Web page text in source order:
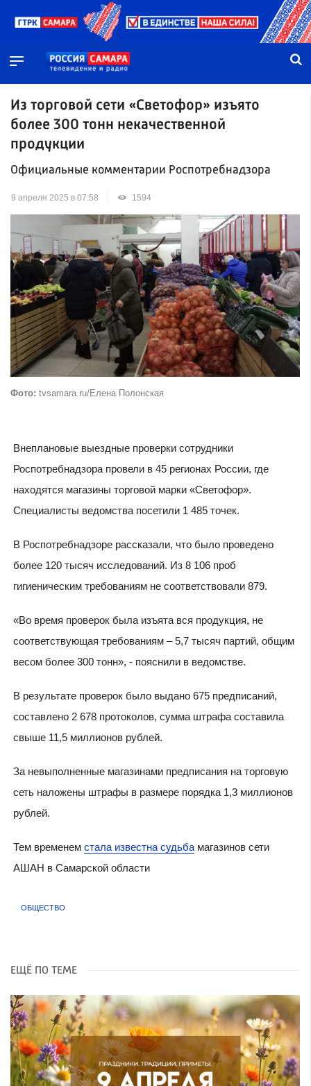
Из торговой сети «Светофор» изъято
более 300 тонн некачественной
продукции
Официальные комментарии Роспотребнадзора
9 апреля 2025 в 07:58 1594
Фото: tvsamara.ru/Елена Полонская
Внеплановые выездные проверки сотрудники
Роспотребнадзора провели в 45 регионах России, где
находятся магазины торговой марки «Светофор».
Специалисты ведомства посетили 1 485 точек.
В Роспотребнадзоре рассказали, что было проведено
более 120 тысяч исследований. Из 8 106 проб
гигиеническим требованиям не соответствовали 879.
«Во время проверок была изъята вся продукция, не
соответствующая требованиям – 5,7 тысяч партий, общим
весом более 300 тонн», - пояснили в ведомстве.
В результате проверок было выдано 675 предписаний,
составлено 2 678 протоколов, сумма штрафа составила
свыше 11,5 миллионов рублей.
За невыполненные магазинами предписания на торговую
сеть наложены штрафы в размере порядка 1,3 миллионов
рублей.
Тем временем стала известна судьбамагазинов сети
АШАН в Самарской области
ОБЩЕСТВО
ЕЩЁ ПО ТЕМЕ